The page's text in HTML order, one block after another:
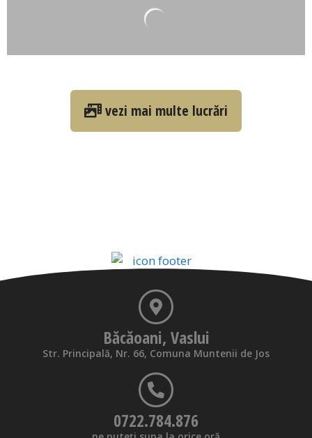
vezi mai multe lucrări
Băcăoani, Vaslui
Str. Principală, Nr. 66, Comuna Muntenii de Jos
0722.784.876